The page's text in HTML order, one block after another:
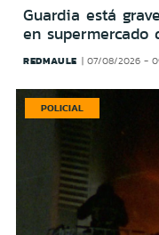
Guardia está
en supermercado
REDMAULE 07/08/2026 -
POLICIAL